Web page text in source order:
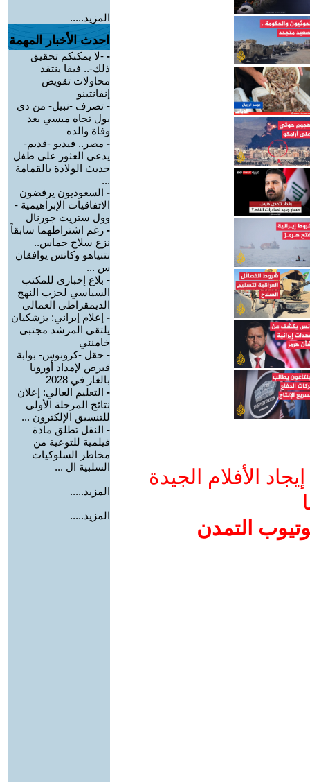
الأفلام الجيدة
التمدن
المزيد.....
احدث الأخبار المهمة
- -لا يمكنكم تحقيق
ذلك-.. فيفا ينتقد
محاولات تقويض
إنفانتينو
- تصرف -نبيل- من دي
بول تجاه ميسي بعد
وفاة والده
- مصر.. فيديو -قديم-
يدعي العثور على طفل
حديث الولادة بالقمامة
...
- السعوديون يرفضون
الاتفاقيات الإبراهيمية -
وول ستريت جورنال
- رغم اشتراطهما سابقاً
نزع سلاح حماس..
نتنياهو وكاتس يوافقان
س ...
- بلاغ إخباري للمكتب
السياسي لحزب النهج
الديمقراطي العمالي
- إعلام إيراني: بزشكيان
يلتقي المرشد مجتبى
خامنئي
- حقل -كرونوس- بوابة
قبرص لإمداد أوروبا
بالغاز في 2028
- التعليم العالي: إعلان
نتائج المرحلة الأولى
للتنسيق الإلكترون ...
- النقل تطلق مادة
فيلمية للتوعية من
مخاطر السلوكيات
السلبية ال ...
المزيد.....
المزيد.....